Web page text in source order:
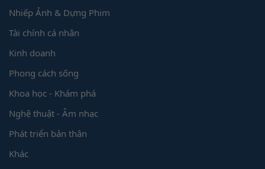
Nhiếp Ảnh & Dựng Phim
Tài chính cá nhân
Kinh doanh
Phong cách sống
Khoa học - Khám phá
Nghệ thuật - Âm nhạc
Phát triển bản thân
Khác